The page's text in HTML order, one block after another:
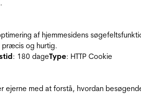
af hjemmesidens
præcis og hurtig.
: 180 dageType: HTTP Cookie
ejerne med at forstå, hvordan